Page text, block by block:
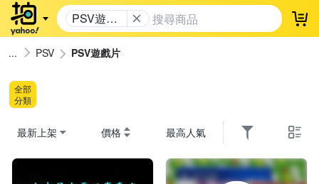
PSV遊戲
片
登
PSV PSV遊戲片
全部
分類
最新上架 價格 最高人氣